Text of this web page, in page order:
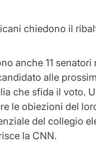
anche 11
alle
che sfida il voto.
le obiezioni del
del collegio
la CNN.